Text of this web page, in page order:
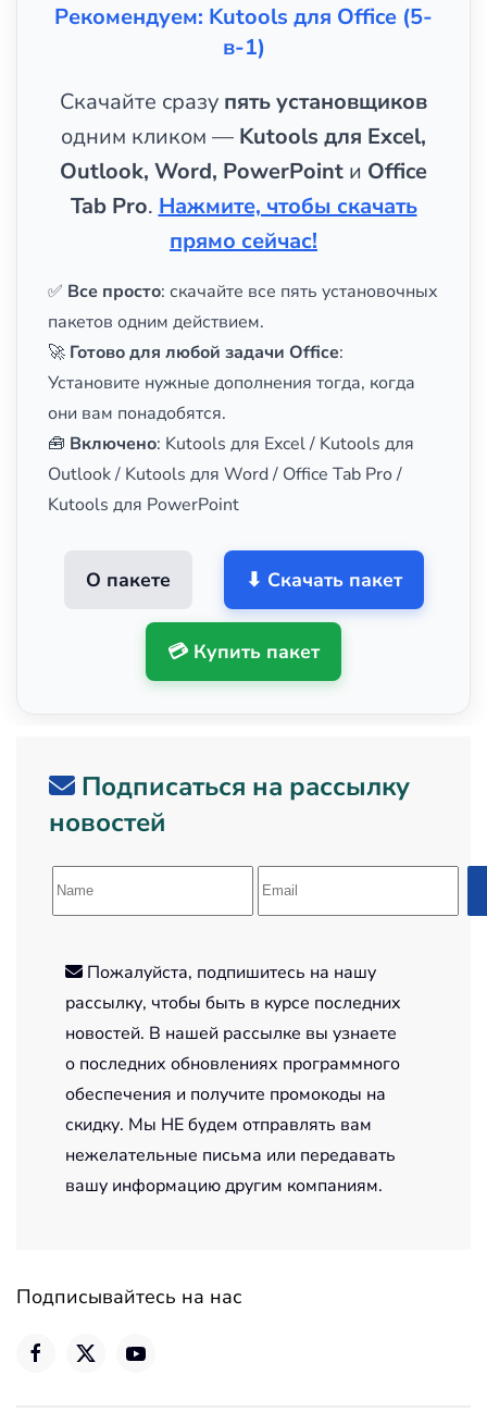
Рекомендуем: Kutools для Office (5-
в-1)
Скачайте сразу пять установщиков
одним кликом — Kutools для Excel,
Outlook, Word, PowerPoint и Office
Tab Pro. Нажмите, чтобы скачать
прямо сейчас!
✅ Все просто: скачайте все пять установочных
пакетов одним действием.
🚀 Готово для любой задачи Office:
Установите нужные дополнения тогда, когда
они вам понадобятся.
🧰 Включено: Kutools для Excel / Kutools для
Outlook / Kutools для Word / Office Tab Pro /
Kutools для PowerPoint
О пакете ⬇ Скачать пакет
💳 Купить пакет
Подписаться на рассылку
новостей
Пожалуйста, подпишитесь на нашу
рассылку, чтобы быть в курсе последних
новостей. В нашей рассылке вы узнаете
о последних обновлениях программного
обеспечения и получите промокоды на
скидку. Мы НЕ будем отправлять вам
нежелательные письма или передавать
вашу информацию другим компаниям.
Подписывайтесь на нас